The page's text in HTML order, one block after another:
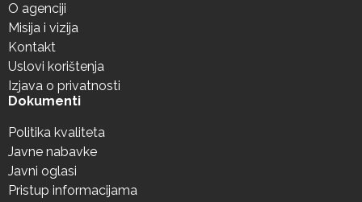
O agenciji
Misija i vizija
Kontakt
Uslovi korištenja
Izjava o privatnosti
Dokumenti
Politika kvaliteta
Javne nabavke
Javni oglasi
Pristup informacijama